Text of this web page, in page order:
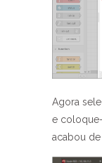
Agora
e
acabou de